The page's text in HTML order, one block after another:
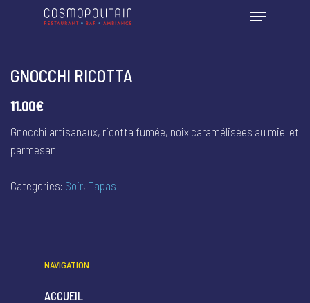
GNOCCHI RICOTTA
11.00€
Gnocchi artisanaux, ricotta fumée, noix caramélisées au miel et
parmesan
Categories: Soir, Tapas
NAVIGATION
ACCUEIL